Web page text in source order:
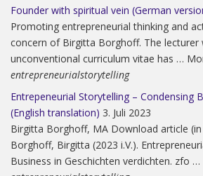
Founder with spiritual vein (German
Promoting entrepreneurial thinking and
concern of Birgitta Borghoff. The lecturer
unconventional curriculum vitae has …
entrepreneurialstorytelling
Entrepeneurial Storytelling – Condensing
(English translation) 3. Juli 2023
Birgitta Borghoff, MA Download article
Borghoff, Birgitta (2023 i.V.).
Business in Geschichten verdichten. zfo